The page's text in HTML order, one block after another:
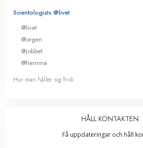
Scientologists @livet
@livet
@orgen
@jobbet
@hemma
Hur man håller sig frisk
HÅLL KONTAKTEN
Få uppdateringar och håll